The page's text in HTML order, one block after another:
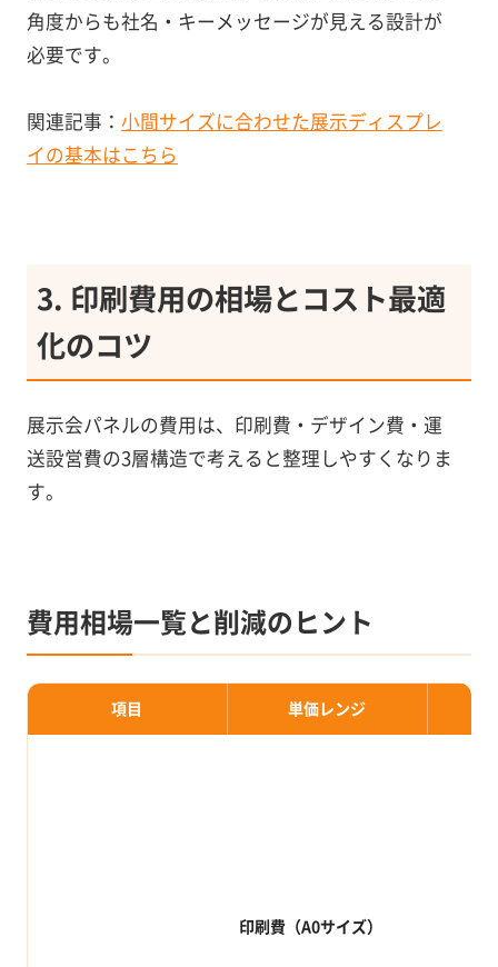
角度からも社名・キーメッセージが見える設計が
必要です。
関連記事： 小間サイズに合わせた展示ディスプレ
イの基本はこちら
3. 印刷費用の相場とコスト最適
化のコツ
展示会パネルの費用は、印刷費・デザイン費・運
送設営費の3層構造で考えると整理しやすくなりま
す。
費用相場一覧と削減のヒント
項目 単価レンジ
印刷費（A0サイズ）